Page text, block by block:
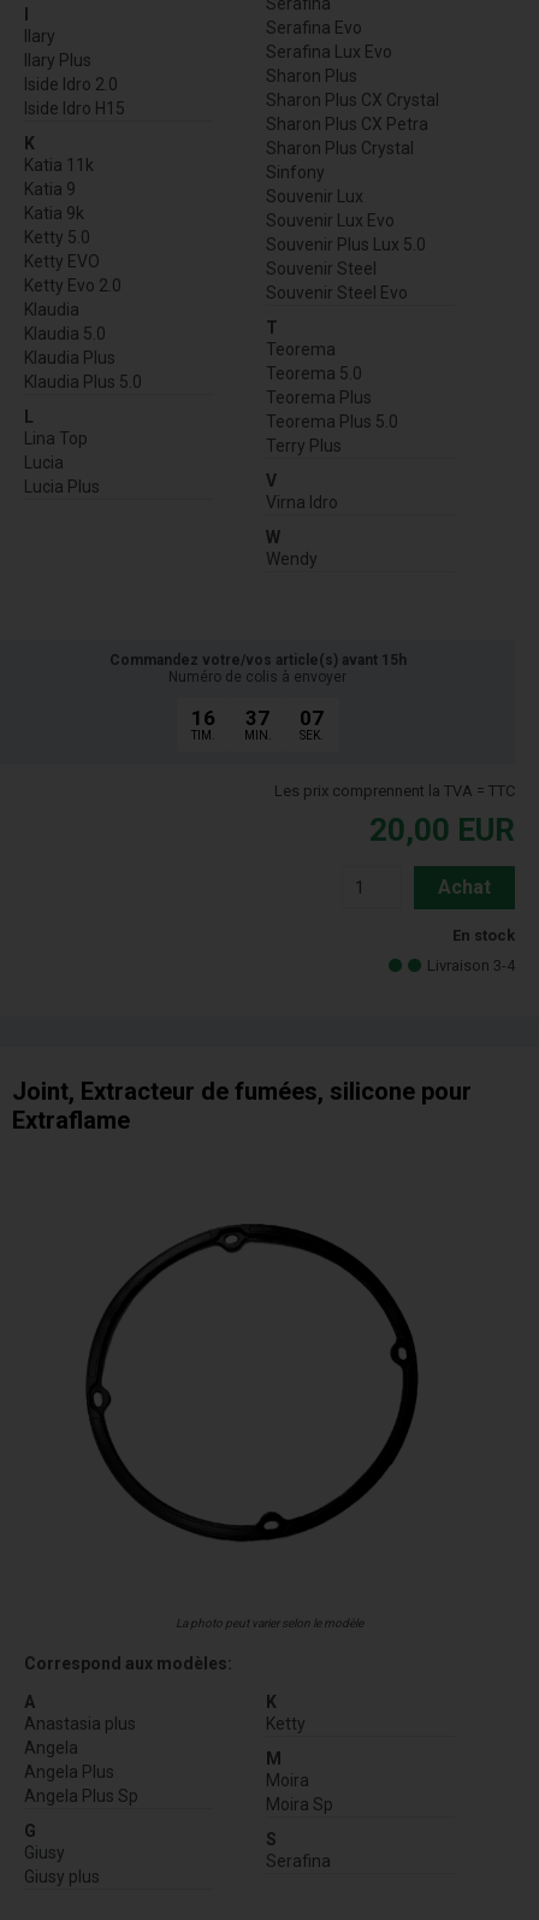
Ilary
Ilary Plus
Iside Idro 2.0
Iside Idro H15
K
Katia 11k
Katia 9
Katia 9k
Ketty 5.0
Ketty EVO
Ketty Evo 2.0
Klaudia
Klaudia 5.0
Klaudia Plus
Klaudia Plus 5.0
L
Lina Top
Lucia
Lucia Plus
Serafina Evo
Serafina Lux Evo
Sharon Plus
Sharon Plus CX Crystal
Sharon Plus CX Petra
Sharon Plus Crystal
Sinfony
Souvenir Lux
Souvenir Lux Evo
Souvenir Plus Lux 5.0
Souvenir Steel
Souvenir Steel Evo
T
Teorema
Teorema 5.0
Teorema Plus
Teorema Plus 5.0
Terry Plus
V
Virna Idro
W
Wendy
Commandez votre/vos article(s) avant 15h
Numéro de colis à envoyer
16
TIM.
37
MIN.
06
SEK.
Les prix comprennent la TVA = TTC
20,00 EUR
Achat
En stock
Livraison 3-4
Joint, Extracteur de fumées, silicone pour
Extraflame
La photo peut varier selon le modèle
Correspond aux modèles:
A
Anastasia plus
Angela
Angela Plus
Angela Plus Sp
G
Giusy
Giusy plus
K
Ketty
M
Moira
Moira Sp
S
Serafina